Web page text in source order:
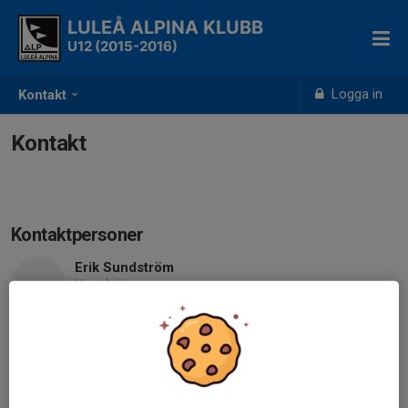
Kontakt Logga in
LULEÅ ALPINA KLUBB
U12 (2015-2016)
Kontakt
Kontaktpersoner
Erik Sundström
Huvudtränare
erik_1988@msn.com